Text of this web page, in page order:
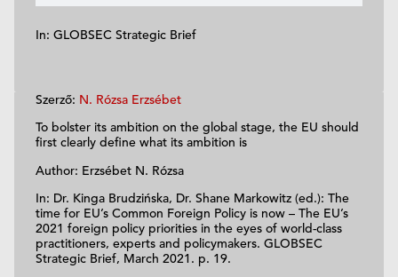
In: GLOBSEC Strategic Brief
Szerző: N. Rózsa Erzsébet
To bolster its ambition on the global stage, the EU should
first clearly define what its ambition is
Author: Erzsébet N. Rózsa
In: Dr. Kinga Brudzińska, Dr. Shane Markowitz (ed.): The
time for EU’s Common Foreign Policy is now – The EU’s
2021 foreign policy priorities in the eyes of world-class
practitioners, experts and policymakers. GLOBSEC
Strategic Brief, March 2021. p. 19.